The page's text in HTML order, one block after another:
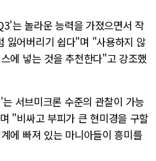
는 놀라운 능력을 가졌으면서 작
잃어버리기 쉽다"며 "사용하지 않
에 넣는 것을 추천한다"고 강조했
서브미크론 수준의 관찰이 가능
"비싸고 부피가 큰 현미경을 구할
에 빠져 있는 마니아들이 흥미를